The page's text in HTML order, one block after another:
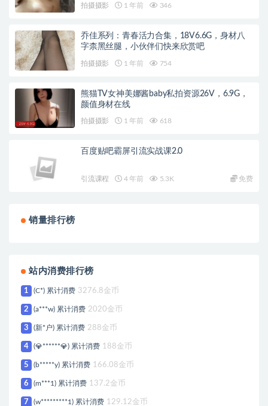
拍摄摄影 1 年前 346
乔佳系列：青春活力合集，18V6.6G，身材八
字柰黑丝腿，小伙伴们快来欣赏吧
拍摄摄影 1 年前 754
熊猫TV女神美娜酱baby私拍资源26V，6.9G，
颜值身材在线
拍摄摄影 1 年前 618
百度贴吧霸屏引流实战课2.0
引流课程 4 年前 5.3K 免费
销量排行榜
站内消费排行榜
1 (C*) 累计消费 3276.8金币
2 (a***w) 累计消费 2020金币
3 (新*户) 累计消费 288金币
4 (💎******💎) 累计消费 188金币
5 (b*****y) 累计消费 166.08金币
6 (m***1) 累计消费 137.2金币
7 (w*********1) 累计消费 129.12金币